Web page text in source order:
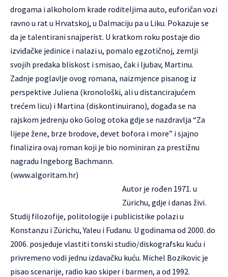
drogama i alkoholom krade roditeljima auto, euforičan vozi
ravno u rat u Hrvatskoj, u Dalmaciju pa u Liku. Pokazuje se
da je talentirani snajperist. U kratkom roku postaje dio
izviđačke jedinice i nalazi u, pomalo egzotičnoj, zemlji
svojih predaka bliskost i smisao, čak i ljubav, Martinu.
Zadnje poglavlje ovog romana, naizmjence pisanog iz
perspektive Juliena (kronološki, ali u distancirajućem
trećem licu) i Martina (diskontinuirano), događa se na
rajskom jedrenju oko Golog otoka gdje se nazdravlja “Za
lijepe žene, brze brodove, devet bofora i more” i sjajno
finalizira ovaj roman koji je bio nominiran za prestižnu
nagradu Ingeborg Bachmann.
(www.algoritam.hr)
Autor je rođen 1971. u
Zürichu, gdje i danas živi.
Studij filozofije, politologije i publicistike polazi u
Konstanzu i Zürichu, Yaleu i Fudanu. U godinama od 2000. do
2006. posjeduje vlastiti tonski studio/diskografsku kuću i
privremeno vodi jednu izdavačku kuću. Michel Bozikovic je
pisao scenarije, radio kao skiper i barmen, a od 1992.